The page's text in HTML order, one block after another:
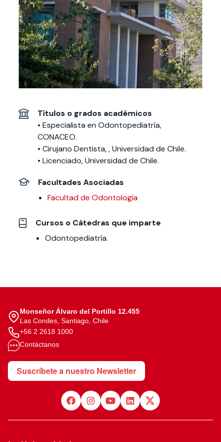
cursos
Especialidades y
estadías
Te puede
interesar:
International
students
Facultades
interesar:
2025
vinculación con la
sociedad
Extensión Cultural
Te puede interesar:Filantropía y Donaciones
intercambio
Servicios y apoyos
Te puede
interesar:
Explora el campus
Uandes
Noticias
estudiantiles
Títulos o grados académicos
• Especialista en Odontopediatría,
CONACEO.
• Cirujano Dentista, , Universidad de Chile.
• Licenciado, Universidad de Chile.
Facultades Asociadas
Facultad de Odontología
Cursos o Cátedras que imparte
Odontopediatría.
Monseñor Álvaro del Portillo 12.455
Las Condes, Santiago, Chile
+56 2 2618 1000
Contáctanos
Suscríbete a nuestro Newsletter